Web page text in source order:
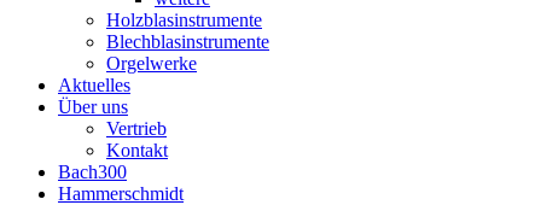
Holzblasinstrumente
Blechblasinstrumente
Orgelwerke
Aktuelles
Über uns
Vertrieb
Kontakt
Bach300
Hammerschmidt